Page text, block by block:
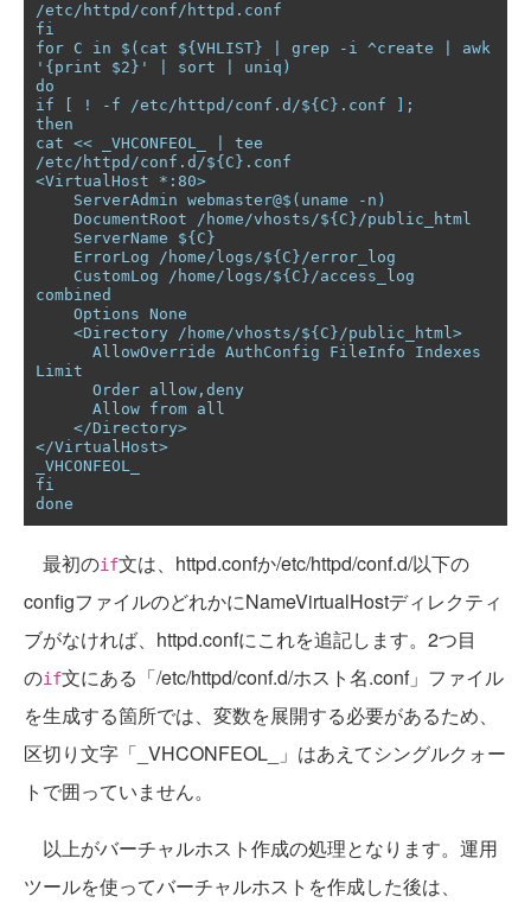
/etc/httpd/conf/httpd.conf
fi
for C in $(cat ${VHLIST} | grep -i ^create | awk
'{print $2}' | sort | uniq)
do
if [ ! -f /etc/httpd/conf.d/${C}.conf ];
then
cat << _VHCONFEOL_ | tee
/etc/httpd/conf.d/${C}.conf
<VirtualHost *:80>
combined
Limit
</VirtualHost>
_VHCONFEOL_
fi
done
最初のif文は、httpd.confか/etc/httpd/conf.d/以下の
configファイルのどれかにNameVirtualHostディレクティ
ブがなければ、httpd.confにこれを追記します。2つ目
のif文にある「/etc/httpd/conf.d/ホスト名.conf」ファイル
を生成する箇所では、変数を展開する必要があるため、
区切り文字「_VHCONFEOL_」はあえてシングルクォー
トで囲っていません。
以上がバーチャルホスト作成の処理となります。運用
ツールを使ってバーチャルホストを作成した後は、